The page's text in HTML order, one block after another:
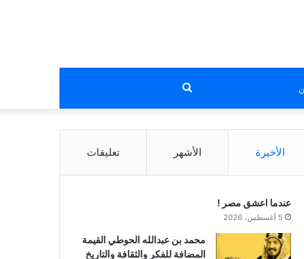
بحث
عن
الأخيرة الأشهر تعليقات
عندما اعشق مصر !
5 أغسطس، 2026
محمد بن عبدالله الحوطي القيمة
المضافة للفكر والثقافة والتاريخ